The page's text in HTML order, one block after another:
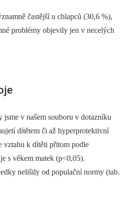
častější u chlapců (30,6 %),
problémy objevily jen v necelých
jsme v našem souboru v dotazníku
dítětem či až hyperprotektivní
vztahu k dítěti přitom podle
s věkem matek (p<0,05).
nelišily od populační normy (tab.